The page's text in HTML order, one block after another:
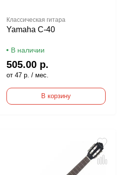
Классическая гитара
Yamaha C-40
В наличии
505.00 р.
от 47 р. / мес.
В корзину